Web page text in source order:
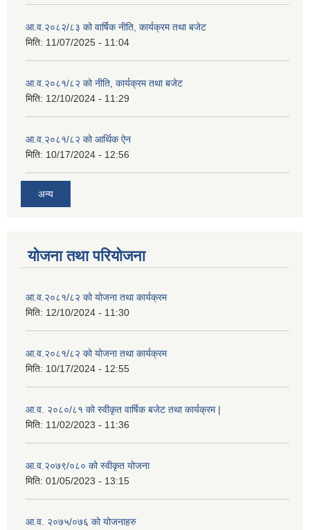
आ.व.२०८२/८३ को वार्षिक नीति, कार्यक्रम तथा बजेट
मिति: 11/07/2025 - 11:04
आ.व.२०८१/८२ को नीति, कार्यक्रम तथा बजेट
मिति: 12/10/2024 - 11:29
आ.व.२०८१/८२ को आर्थिक ऐन
मिति: 10/17/2024 - 12:56
अन्य
योजना तथा परियोजना
आ.व.२०८१/८२ को योजना तथा कार्यक्रम
मिति: 12/10/2024 - 11:30
आ.व.२०८१/८२ को योजना तथा कार्यक्रम
मिति: 10/17/2024 - 12:55
आ.व. २०८०/८१ को स्वीकृत वार्षिक बजेट तथा कार्यक्रम |
मिति: 11/02/2023 - 11:36
आ.व.२०७९/०८० को स्वीकृत योजना
मिति: 01/05/2023 - 13:15
आ.व. २०७५/०७६ को योजनाहरु